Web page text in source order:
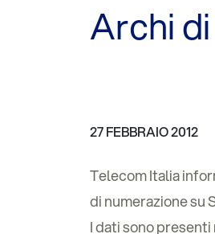
Archi
27 FEBBRAIO 2012
Telecom Italia
di numerazione su
I dati sono